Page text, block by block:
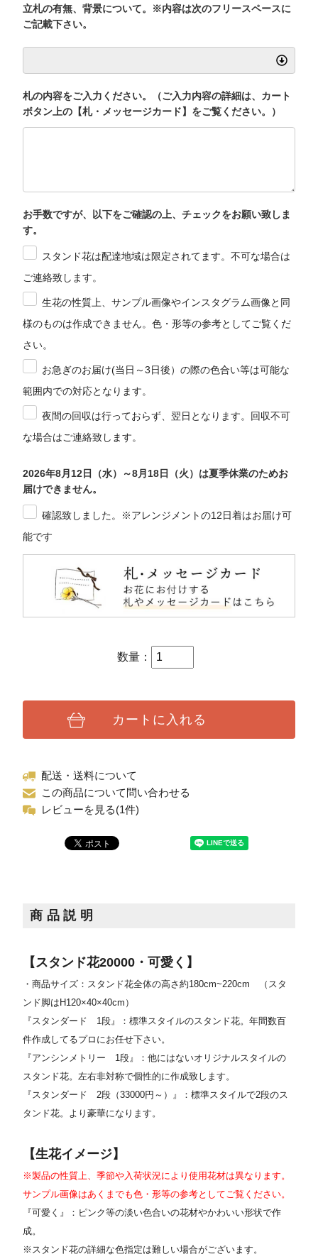
立札の有無、背景について。※内容は次のフリースペースに
ご記載下さい。
札の内容をご入力ください。（ご入力内容の詳細は、カート
ボタン上の【札・メッセージカード】をご覧ください。）
お手数ですが、以下をご確認の上、チェックをお願い致しま
す。
スタンド花は配達地域は限定されてます。不可な場合は
ご連絡致します。
生花の性質上、サンプル画像やインスタグラム画像と同
様のものは作成できません。色・形等の参考としてご覧くだ
さい。
お急ぎのお届け(当日～3日後）の際の色合い等は可能な
範囲内での対応となります。
夜間の回収は行っておらず、翌日となります。回収不可
な場合はご連絡致します。
2026年8月12日（水）～8月18日（火）は夏季休業のためお
届けできません。
確認致しました。※アレンジメントの12日着はお届け可
能です
数量：
カートに入れる
配送・送料について
この商品について問い合わせる
レビューを見る(1件)
商品説明
【スタンド花20000・可愛く】
・商品サイズ：スタンド花全体の高さ約180cm~220cm
（スタ
ンド脚はH120×40×40cm）
『スタンダード 1段』：標準スタイルのスタンド花。年間数百
件作成してるプロにお任せ下さい。
『アンシンメトリー 1段』：他にはないオリジナルスタイルの
スタンド花。左右非対称で個性的に作成致します。
『スタンダード 2段（33000円～）』：標準スタイルで2段のス
タンド花。より豪華になります。
【生花イメージ】
※製品の性質上、季節や入荷状況により使用花材は異なります。
サンプル画像はあくまでも色・形等の参考としてご覧ください。
『可愛く』：ピンク等の淡い色合いの花材やかわいい形状で作
成。
※スタンド花の詳細な色指定は難しい場合がございます。